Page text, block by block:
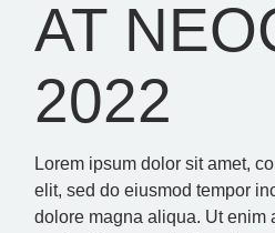
AT
2022
Lorem ipsum dolor sit amet,
elit, sed do eiusmod tempor
dolore magna aliqua. Ut enim